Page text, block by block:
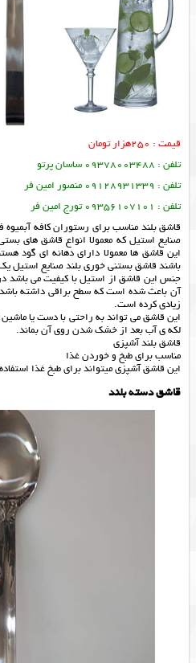
قیمت : 250هزار تومان
تلفن : 09378003488 ساسان پرتو
تلفن : 09128931339 منصور امین فر
تلفن : 09356107101 تورج امین فر
قاشق بلند مناسب برای رستوران کافه
صنایع استیل که معمولا انواع قاشق های
این قاشق ها معمولا دارای دهانه ای گود
باشند قاشق بستنی خوری بلند صنایع
جنس این قاشق از استیل با کیفیت می
آن باعث شده است که سطح براقی داشته
زیادی کرده است.
این قاشق می تواند به راحتی با دست یا
لکه ی آب بعد از خشک شدن روی آن بماند.
قاشق بلند آشپزی
مناسب برای طبخ و خوردن غذا
این قاشق آشپزی میتواند برای طبخ غذا
قاشق دسته بلند